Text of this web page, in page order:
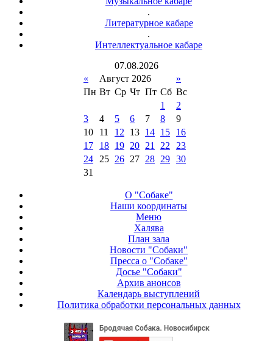
.
Литературное кабаре
.
Интеллектуальное кабаре
07.08.2026
«
Август 2026
»
Пн Вт Ср Чт Пт Сб Вс
1
2
3
4 5 6 7 8
9
10
11 12 13 14 15
16
17
18 19 20 21 22
23
24
25 26 27 28 29 30
31
О "Собаке"
Наши координаты
Меню
Халява
План зала
Новости "Собаки"
Пресса о "Собаке"
Досье "Собаки"
Архив анонсов
Календарь выступлений
Политика обработки персональных данных